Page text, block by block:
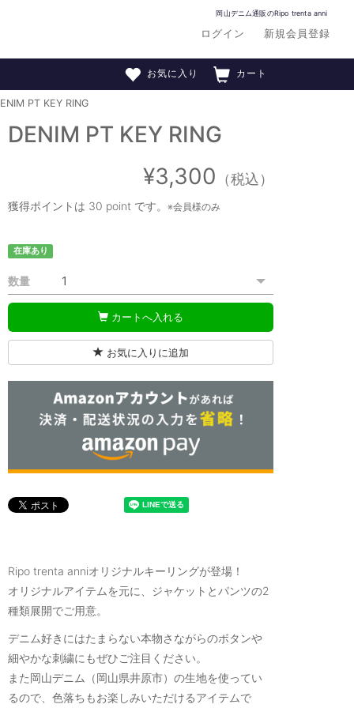
岡山デニム通販のRipo trenta anni
ログイン 新規会員登録
カート
お気に入り
PT KEY RING
DENIM PT KEY RING
¥3,300 （税込）
獲得ポイントは 30 point です。※会員様のみ
在庫あり
数量
カートへ入れる
お気に入りに追加
Ripo trenta anniオリジナルキーリングが登場！
オリジナルアイテムを元に、ジャケットとパンツの2
種類展開でご用意。
デニム好きにはたまらない本物さながらのボタンや
細やかな刺繍にもぜひご注目ください。
また岡山デニム（岡山県井原市）の生地を使ってい
るので、色落ちもお楽しみいただけるアイテムで